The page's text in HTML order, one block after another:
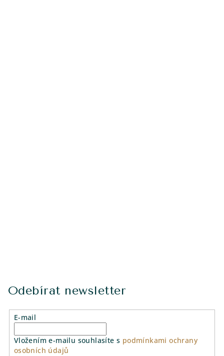
Odebírat newsletter
E-mail
Vložením e-mailu souhlasíte s podmínkami ochrany
osobních údajů